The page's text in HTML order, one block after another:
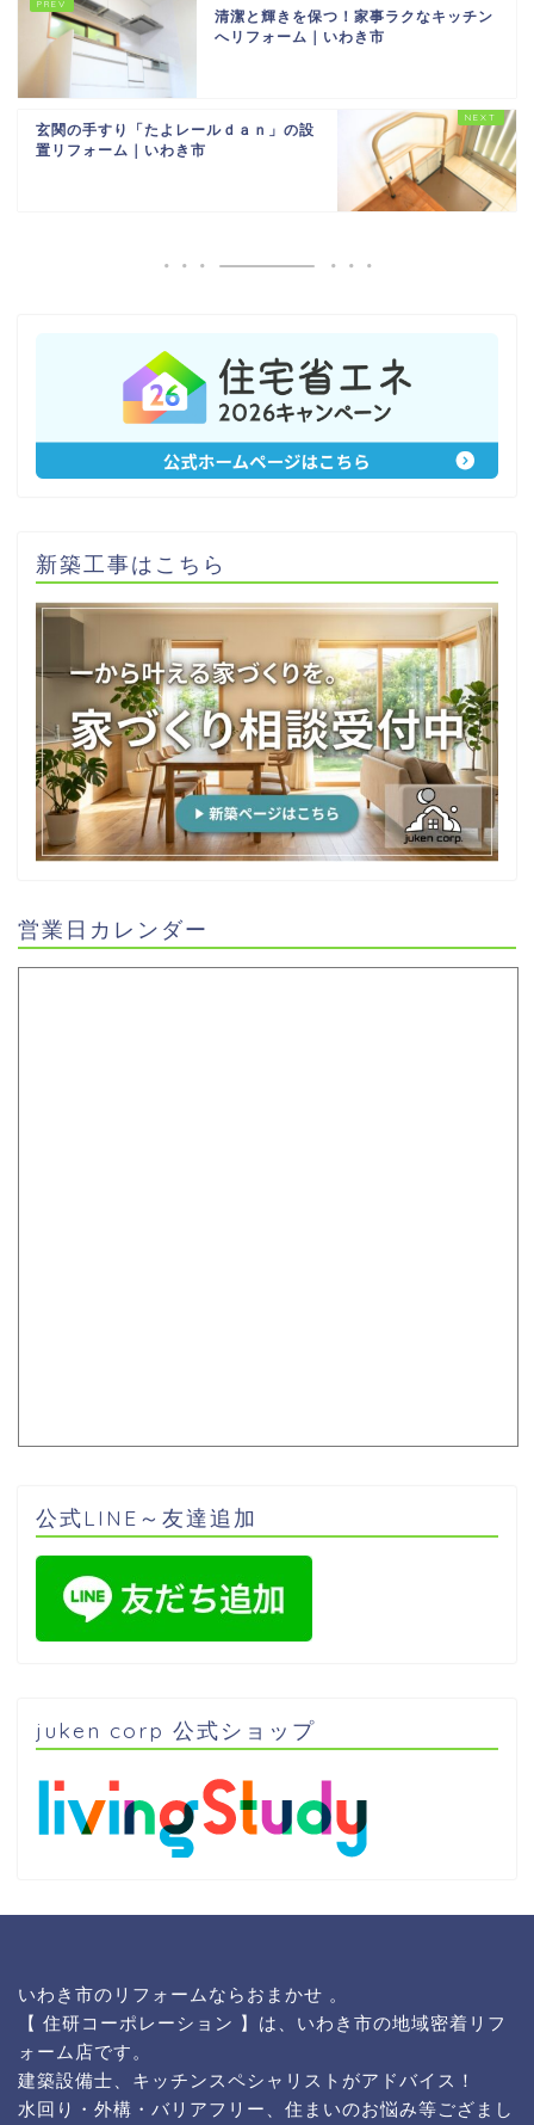
清潔と輝きを保つ！家事ラクなキッチン
へリフォーム｜いわき市
玄関の手すり「たよレールｄａｎ」の設
置リフォーム｜いわき市
新築工事はこちら
営業日カレンダー
公式LINE～友達追加
juken corp 公式ショップ
いわき市のリフォームならおまかせ 。
【 住研コーポレーション 】は、いわき市の地域密着リフ
ォーム店です。
建築設備士、キッチンスペシャリストがアドバイス！
水回り・外構・バリアフリー、住まいのお悩み等ござまし